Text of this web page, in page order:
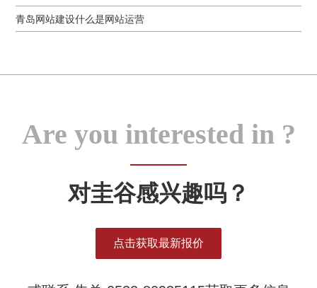
青岛网站建设什么是网站运营
Are you interested in ?
对圭谷感兴趣吗？
点击获取最新报价